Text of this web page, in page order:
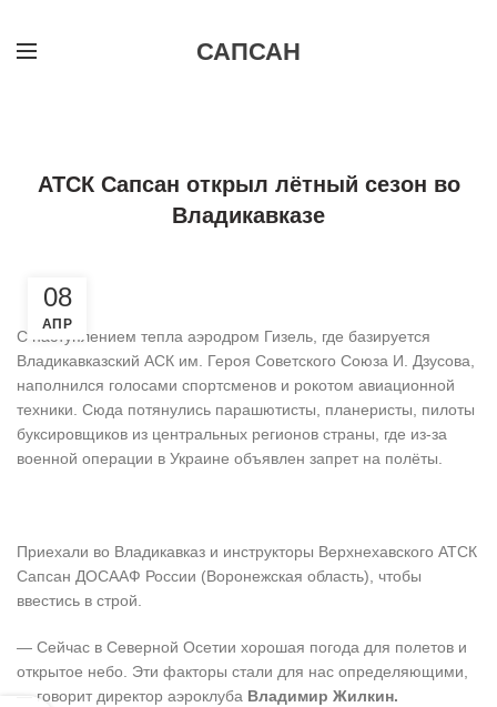
САПСАН
АТСК Сапсан открыл лётный сезон во
Владикавказе
08
АПР
С наступлением тепла аэродром Гизель, где базируется
Владикавказский АСК им. Героя Советского Союза И. Дзусова,
наполнился голосами спортсменов и рокотом авиационной
техники. Сюда потянулись парашютисты, планеристы, пилоты
буксировщиков из центральных регионов страны, где из-за
военной операции в Украине объявлен запрет на полёты.
Приехали во Владикавказ и инструкторы Верхнехавского АТСК
Сапсан ДОСААФ России (Воронежская область), чтобы
ввестись в строй.
— Сейчас в Северной Осетии хорошая погода для полетов и
открытое небо. Эти факторы стали для нас определяющими,
— говорит директор аэроклуба Владимир Жилкин.